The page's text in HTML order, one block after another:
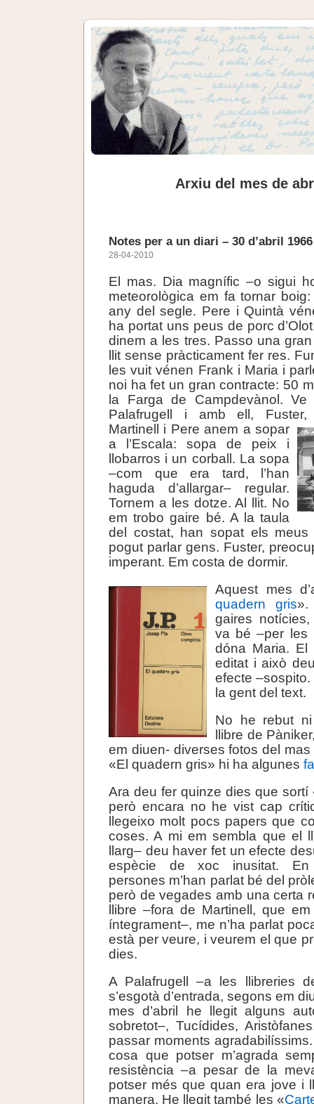
Arxiu del mes de
Notes per a un diari – 30 d’abril 1966
28-04-2010
El mas. Dia magnífic –o sigui
meteorològica em fa tornar
any del segle. Pere i Quintà
ha portat uns peus de porc
dinem a les tres. Passo una
llit sense pràcticament fer res.
les vuit vénen Frank i Maria i
noi ha fet un gran contracte: 50
la Farga de Campdevànol.
Palafrugell i amb ell, Fuster,
Martinell i Pere anem a sopar
a l’Escala: sopa de peix i
llobarros i un corball. La sopa
–com que era tard, l’han
haguda d’allargar– regular.
Tornem a les dotze. Al llit. No
em trobo gaire bé. A la taula
del costat, han sopat els meus
pogut parlar gens. Fuster,
imperant. Em costa de dormir.
Aquest mes
quadern gris
gaires
va bé –per les
dóna Maria.
editat i això
efecte
la gent del text.
No he rebut
llibre de
em diuen- diverses fotos del
«El quadern gris» hi ha algunes
Ara deu fer quinze dies que sortí
però encara no he vist cap
llegeixo molt pocs papers que
coses. A mi em sembla que el
llarg– deu haver fet un efecte
espècie de xoc inusitat. En
persones m’han parlat bé del
però de vegades amb una certa
llibre –fora de Martinell, que
íntegrament–, me n’ha parlat
està per veure, i veurem el que
dies.
A Palafrugell –a les llibreries
s’esgotà d’entrada, segons em
mes d’abril he llegit alguns
sobretot–, Tucídides,
passar moments
cosa que potser m’agrada
resistència –a pesar de la
potser més que quan era jove i
manera. He llegit també les «